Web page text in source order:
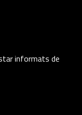
informats de